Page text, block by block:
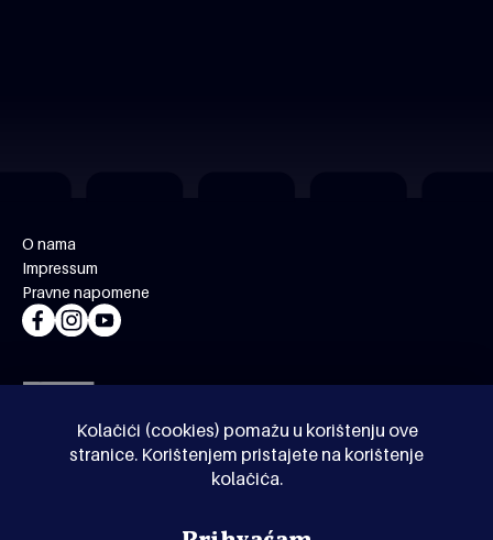
Kolačići (cookies) pomažu u korištenju ove
stranice. Korištenjem pristajete na korištenje
kolačića.
O nama
Impressum
Pravne napomene
© Kinoholik 2026. Kinoholik nije organizator programa.